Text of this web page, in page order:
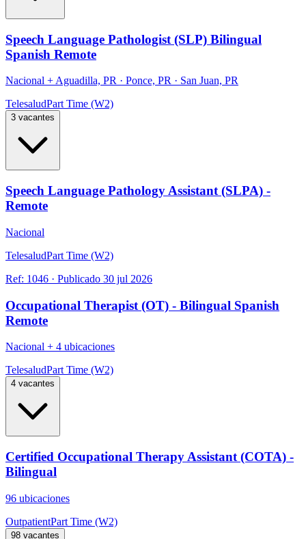
Speech Language Pathologist (SLP) Bilingual
Spanish Remote
Nacional + Aguadilla, PR · Ponce, PR · San Juan, PR
TelesaludPart Time (W2)
3 vacantes
Speech Language Pathology Assistant (SLPA) -
Remote
Nacional
TelesaludPart Time (W2)
Ref: 1046 · Publicado 30 jul 2026
Occupational Therapist (OT) - Bilingual Spanish
Remote
Nacional + 4 ubicaciones
TelesaludPart Time (W2)
4 vacantes
Certified Occupational Therapy Assistant (COTA) -
Bilingual
96 ubicaciones
OutpatientPart Time (W2)
98 vacantes